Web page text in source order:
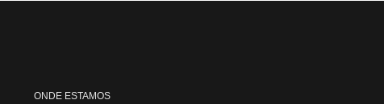
ONDE ESTAMOS